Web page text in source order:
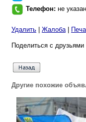
Телефон: не указан
Удалить Жалоба|
Поделиться с
Другие похожие